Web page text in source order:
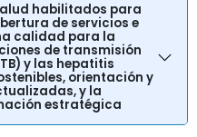
habilitados para
de servicios e
calidad para la
de transmisión
y las hepatitis
orientación y
y la
estratégica